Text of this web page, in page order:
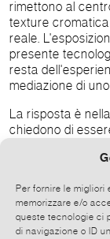
Per fornire le
memorizzare e/o
queste tecnologie ci
di navigazione o ID
rimettono al
texture
reale.
presente
resta
mediazione di
La risposta è
chiedono di
create, e quella
In esposizione
Giorgio Binda,